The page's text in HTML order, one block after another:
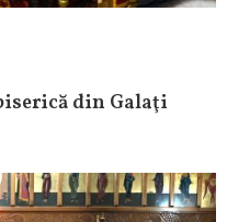
din Galaţi